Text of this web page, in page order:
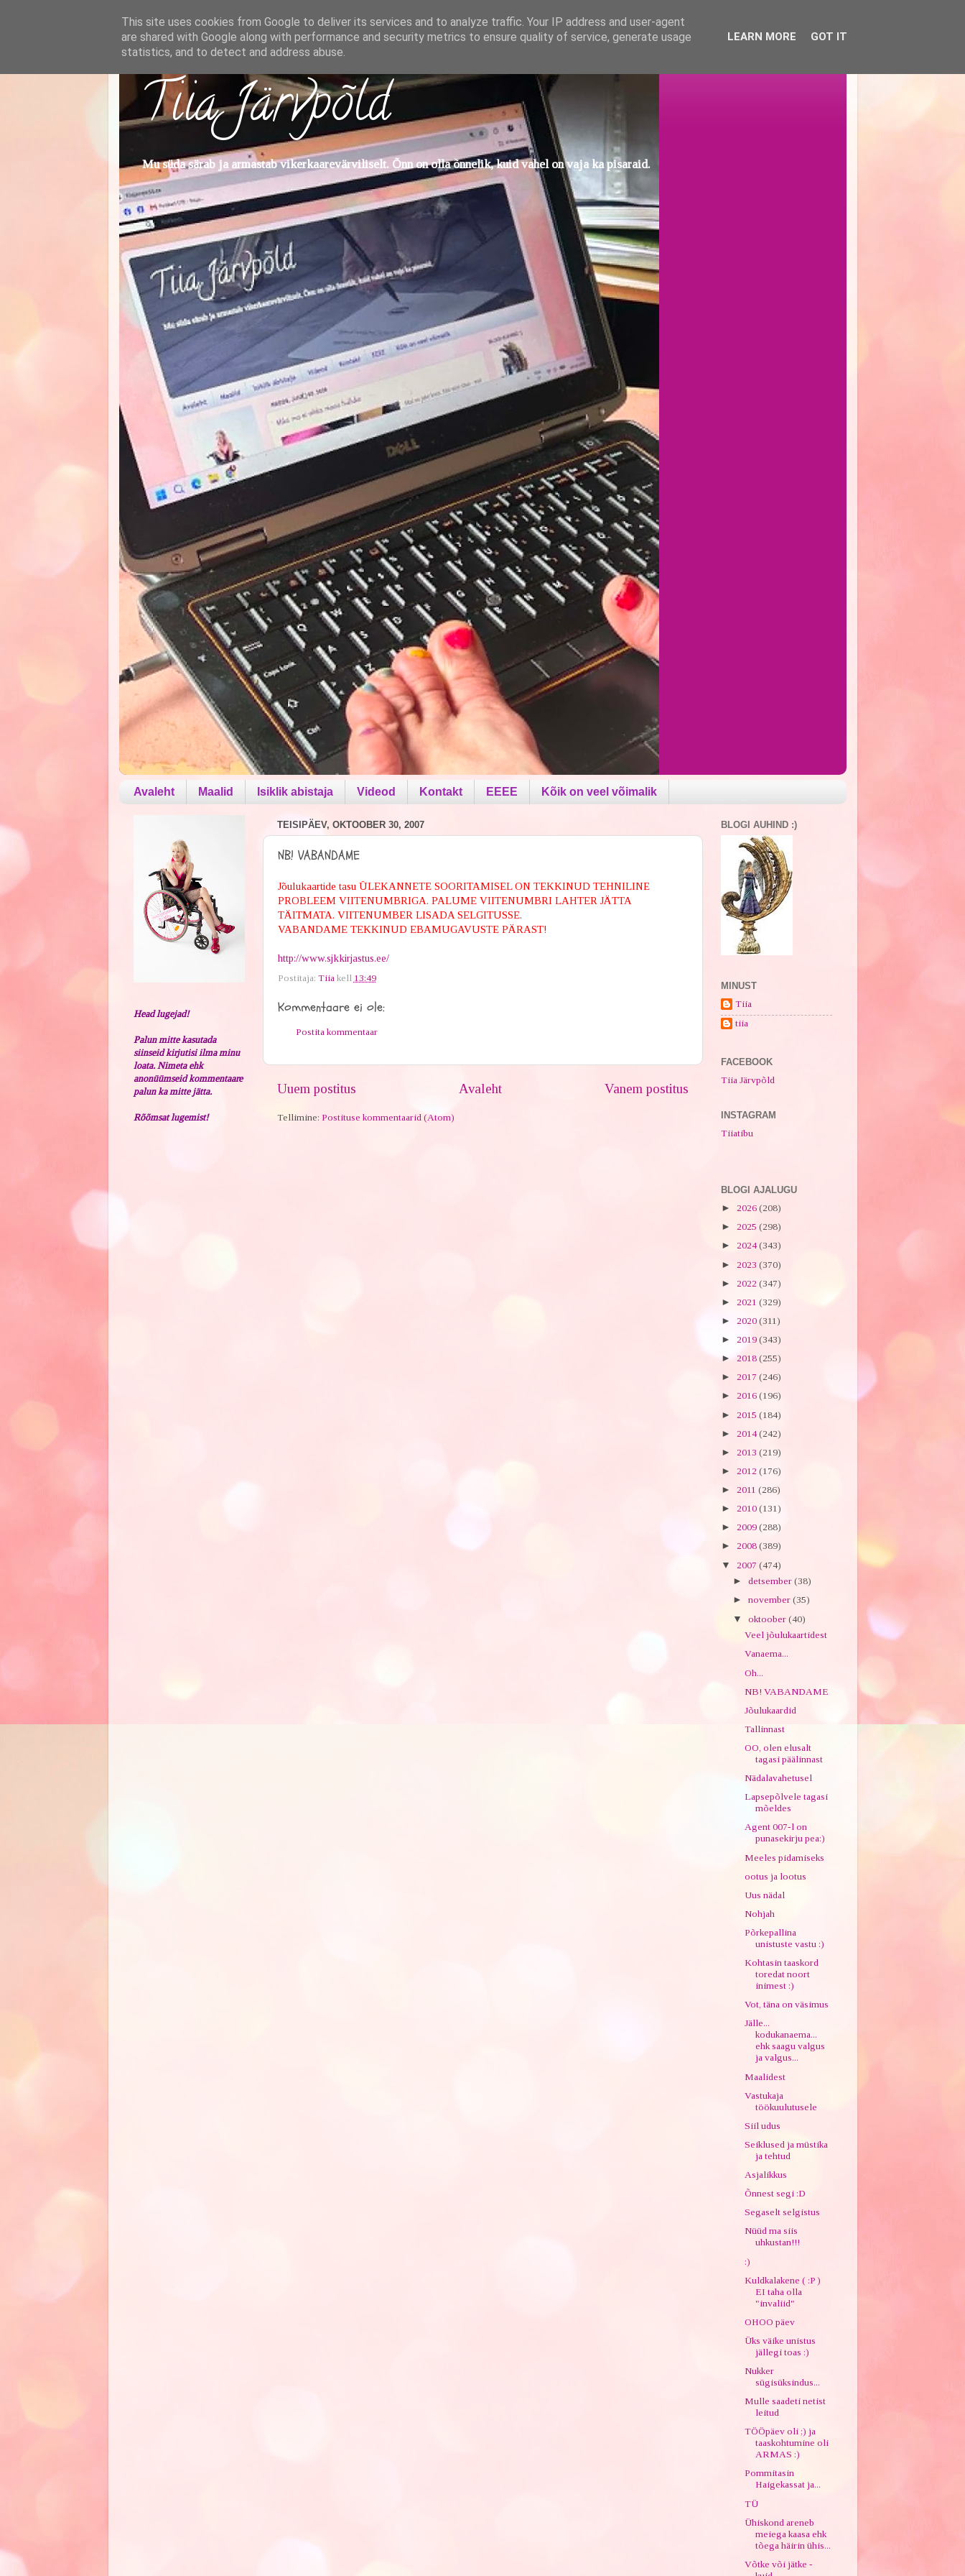
Tiia Järvpõld
Mu süda särab ja armastab vikerkaarevärviliselt. Õnn on olla õnnelik, kuid vahel on vaja ka pisaraid.
Avaleht Maalid Isiklik abistaja Videod Kontakt EEEE Kõik on veel võimalik
TEISIPÄEV, OKTOOBER 30, 2007
NB! VABANDAME
Jõulukaartide tasu ÜLEKANNETE SOORITAMISEL ON TEKKINUD TEHNILINE
PROBLEEM VIITENUMBRIGA. PALUME VIITENUMBRI LAHTER JÄTTA
TÄITMATA. VIITENUMBER LISADA SELGITUSSE.
VABANDAME TEKKINUD EBAMUGAVUSTE PÄRAST!
http://www.sjkkirjastus.ee/
Postitaja: Tiia kell 13:49
Kommentaare ei ole:
Postita kommentaar
Uuem postitus Vanem postitus
Avaleht
Tellimine: Postituse kommentaarid (Atom)
Head lugejad!
Palun mitte kasutada
siinseid kirjutisi ilma minu
loata. Nimeta ehk
anonüümseid kommentaare
palun ka mitte jätta.
Rõõmsat lugemist!
BLOGI AUHIND :)
MINUST
Tiia
tiia
FACEBOOK
Tiia Järvpõld
INSTAGRAM
Tiiatibu
BLOGI AJALUGU
► 2026 (208)
► 2025 (298)
► 2024(343)
► 2023 (370)
► 2022 (347)
► 2021 (329)
► 2020 (311)
► 2019 (343)
► 2018 (255)
► 2017 (246)
► 2016 (196)
► 2015 (184)
► 2014(242)
► 2013 (219)
► 2012 (176)
► 2011 (286)
► 2010 (131)
► 2009 (288)
► 2008 (389)
▼ 2007 (474)
► detsember (38)
► november (35)
▼ oktoober (40)
Veel jõulukaartidest
Vanaema...
Oh...
NB! VABANDAME
Jõulukaardid
Tallinnast
OO, olen elusalt
tagasi päälinnast
Nädalavahetusel
Lapsepõlvele tagasi
mõeldes
Agent 007-l on
punasekirju pea:)
Meeles pidamiseks
ootus ja lootus
Uus nädal
Nohjah
Põrkepallina
unistuste vastu :)
Kohtasin taaskord
toredat noort
inimest :)
Vot, täna on väsimus
Jälle...
kodukanaema...
ehk saagu valgus
ja valgus...
Maalidest
Vastukaja
töökuulutusele
Siil udus
Seiklused ja müstika
ja tehtud
Asjalikkus
Õnnest segi :D
Segaselt selgistus
Nüüd ma siis
uhkustan!!!
:)
Kuldkalakene ( :P )
EI taha olla
"invaliid"
OHOO päev
Üks väike unistus
jällegi toas :)
Nukker
sügisüksindus...
Mulle saadeti netist
leitud
TÖÖpäev oli ;) ja
taaskohtumine oli
ARMAS :)
Pommitasin
Haigekassat ja...
TÜ
Ühiskond areneb
meiega kaasa ehk
tõega häirin ühis...
Võtke või jätke -
This site uses cookies from Google to deliver its services and to analyze traffic. Your IP address and user-agent
are shared with Google along with performance and security metrics to ensure quality of service, generate usage
statistics, and to detect and address abuse.
LEARN MORE GOT IT